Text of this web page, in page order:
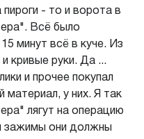
пироги - то и ворота в
Всё было
минут всё в куче. Из
кривые руки. Да ...
и прочее покупал
материал, у них. Я так
лягут на операцию
зажимы они должны